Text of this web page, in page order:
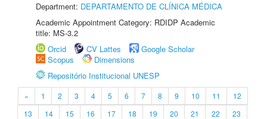
Department: DEPARTAMENTO DE CLÍNICA MÉDICA
Academic Appointment Category: RDIDP Academic
title: MS-3.2
Orcid
CV Lattes
Google Scholar
Scopus
Dimensions
Repositório Institucional UNESP
« 1 2 3 4 5 6 7 8 9 10 11
12
13
14 15 16 17 18 19 20 21 22
23